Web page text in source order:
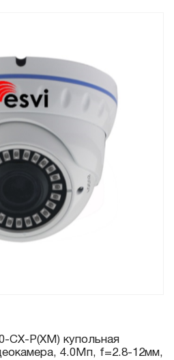
CX-P(XM) купольная
4.0Мп, f=2.8-12мм,